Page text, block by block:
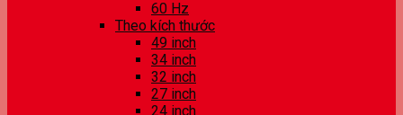
60 Hz
Theo kích thước
49 inch
34 inch
32 inch
27 inch
24 inch